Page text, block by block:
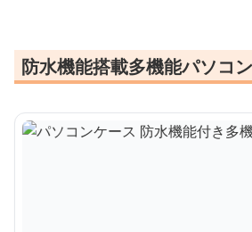
防水機能搭載多機能パソコ